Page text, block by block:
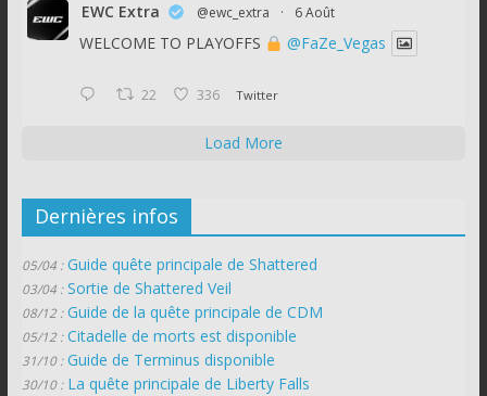
EWC Extra @ewc_extra · 6 Août
WELCOME TO PLAYOFFS @FaZe_Vegas
22 336 Twitter
Load More
Dernières infos
05/04 : Guide quête principale de Shattered
03/04 : Sortie de Shattered Veil
08/12 : Guide de la quête principale de CDM
05/12 : Citadelle de morts est disponible
31/10 : Guide de Terminus disponible
30/10 : La quête principale de Liberty Falls